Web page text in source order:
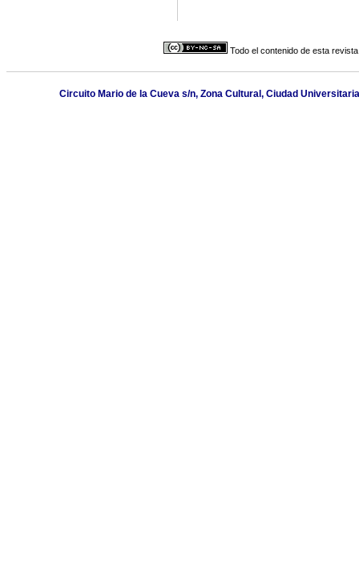
Todo el contenido de esta
Circuito Mario de la Cueva s/n, Zona Cultural, Ciudad